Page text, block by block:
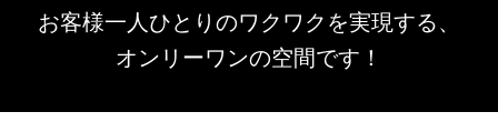
お客様一人ひとりのワクワクを実現する、
オンリーワンの空間です！